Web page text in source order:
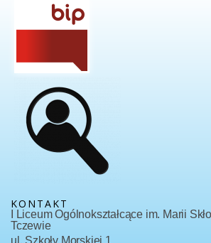
KONTAKT
I Liceum Ogólnokształcące im. Marii
Tczewie